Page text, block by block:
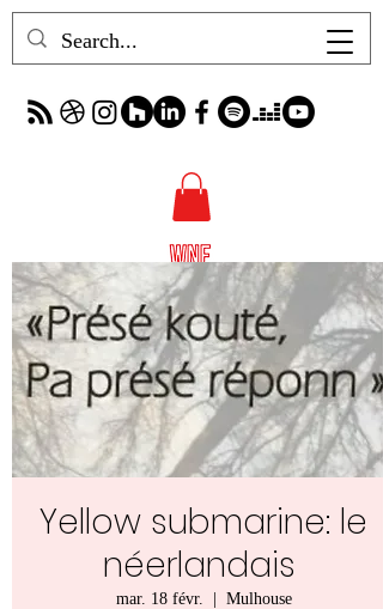
Yellow submarine: le
néerlandais
mar. 18 févr.
  |
Mulhouse